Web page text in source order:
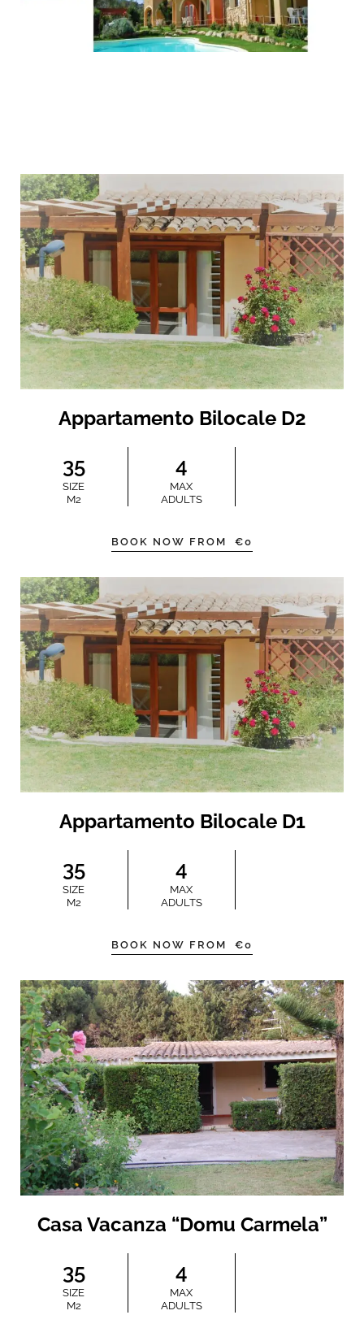
Appartamento Bilocale D2
35
SIZE
M2
4
MAX
ADULTS
BOOK NOW FROM €0
Appartamento Bilocale D1
35
SIZE
M2
4
MAX
ADULTS
BOOK NOW FROM €0
Casa Vacanza “Domu Carmela”
35
SIZE
M2
4
MAX
ADULTS